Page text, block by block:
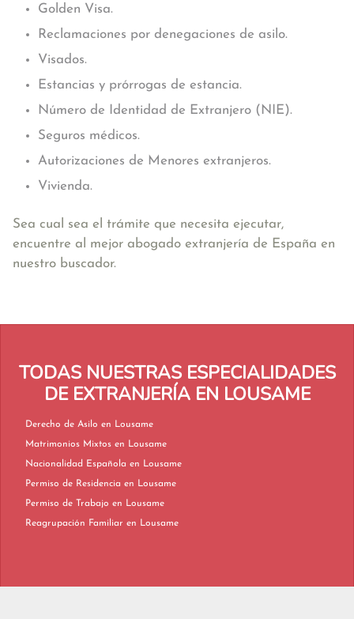
Golden Visa.
Reclamaciones por denegaciones de asilo.
Visados.
Estancias y prórrogas de estancia.
Número de Identidad de Extranjero (NIE).
Seguros médicos.
Autorizaciones de Menores extranjeros.
Vivienda.
Sea cual sea el trámite que necesita ejecutar,
encuentre al mejor abogado extranjería de España en
nuestro buscador.
TODAS NUESTRAS ESPECIALIDADES
DE EXTRANJERÍA EN LOUSAME
Derecho de Asilo en Lousame
Matrimonios Mixtos en Lousame
Nacionalidad Española en Lousame
Permiso de Residencia en Lousame
Permiso de Trabajo en Lousame
Reagrupación Familiar en Lousame